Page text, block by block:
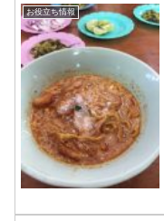
お役立ち情報